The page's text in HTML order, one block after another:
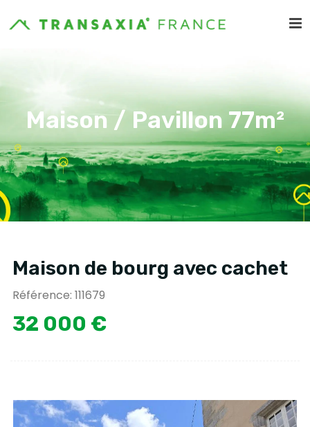
Maison / Pavillon 77m²
Maison de bourg avec cachet
Référence: 111679
32 000 €